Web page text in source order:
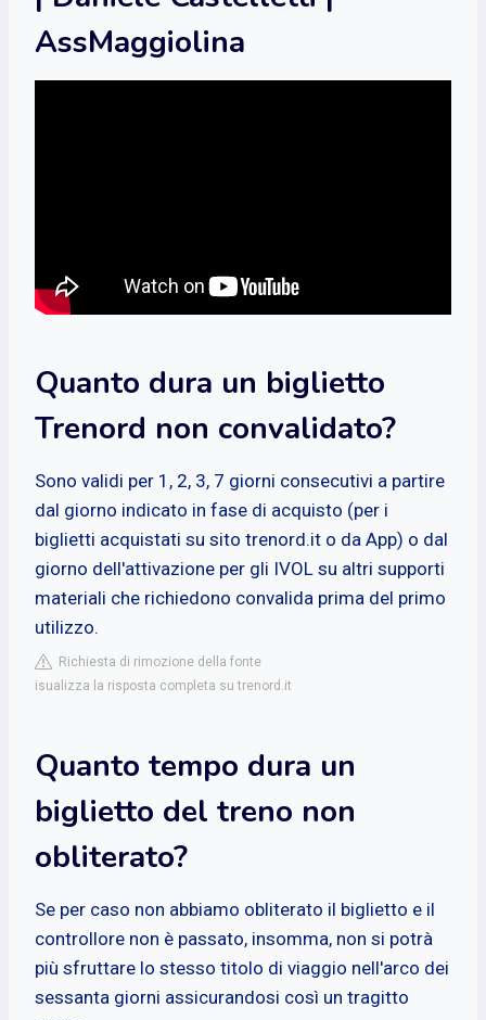
AssMaggiolina
Quanto dura un biglietto
Trenord non convalidato?
Sono validi per 1, 2, 3, 7 giorni consecutivi a partire
dal giorno indicato in fase di acquisto (per i
biglietti acquistati su sito trenord.it o da App) o dal
giorno dell'attivazione per gli IVOL su altri supporti
materiali che richiedono convalida prima del primo
utilizzo.
Richiesta di rimozione della fonte
isualizza la risposta completa su trenord.it
Quanto tempo dura un
biglietto del treno non
obliterato?
Se per caso non abbiamo obliterato il biglietto e il
controllore non è passato, insomma, non si potrà
più sfruttare lo stesso titolo di viaggio nell'arco dei
sessanta giorni assicurandosi così un tragitto